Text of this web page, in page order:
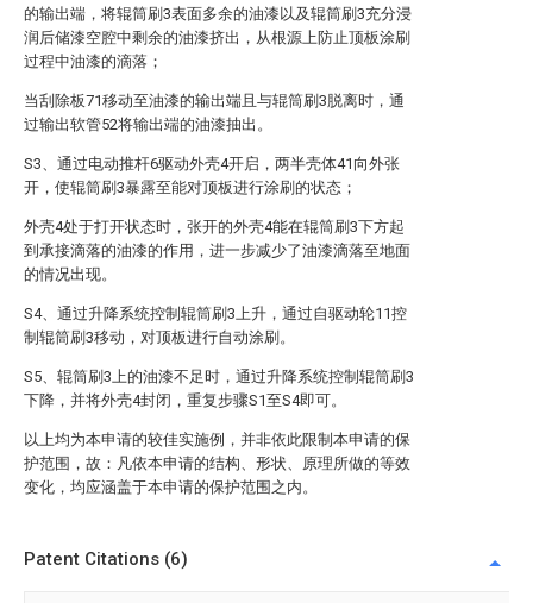
的输出端，将辊筒刷3表面多余的油漆以及辊筒刷3充分浸
润后储漆空腔中剩余的油漆挤出，从根源上防止顶板涂刷
过程中油漆的滴落；
当刮除板71移动至油漆的输出端且与辊筒刷3脱离时，通
过输出软管52将输出端的油漆抽出。
S3、通过电动推杆6驱动外壳4开启，两半壳体41向外张
开，使辊筒刷3暴露至能对顶板进行涂刷的状态；
外壳4处于打开状态时，张开的外壳4能在辊筒刷3下方起
到承接滴落的油漆的作用，进一步减少了油漆滴落至地面
的情况出现。
S4、通过升降系统控制辊筒刷3上升，通过自驱动轮11控
制辊筒刷3移动，对顶板进行自动涂刷。
S5、辊筒刷3上的油漆不足时，通过升降系统控制辊筒刷3
下降，并将外壳4封闭，重复步骤S1至S4即可。
以上均为本申请的较佳实施例，并非依此限制本申请的保
护范围，故：凡依本申请的结构、形状、原理所做的等效
变化，均应涵盖于本申请的保护范围之内。
Patent Citations (6)